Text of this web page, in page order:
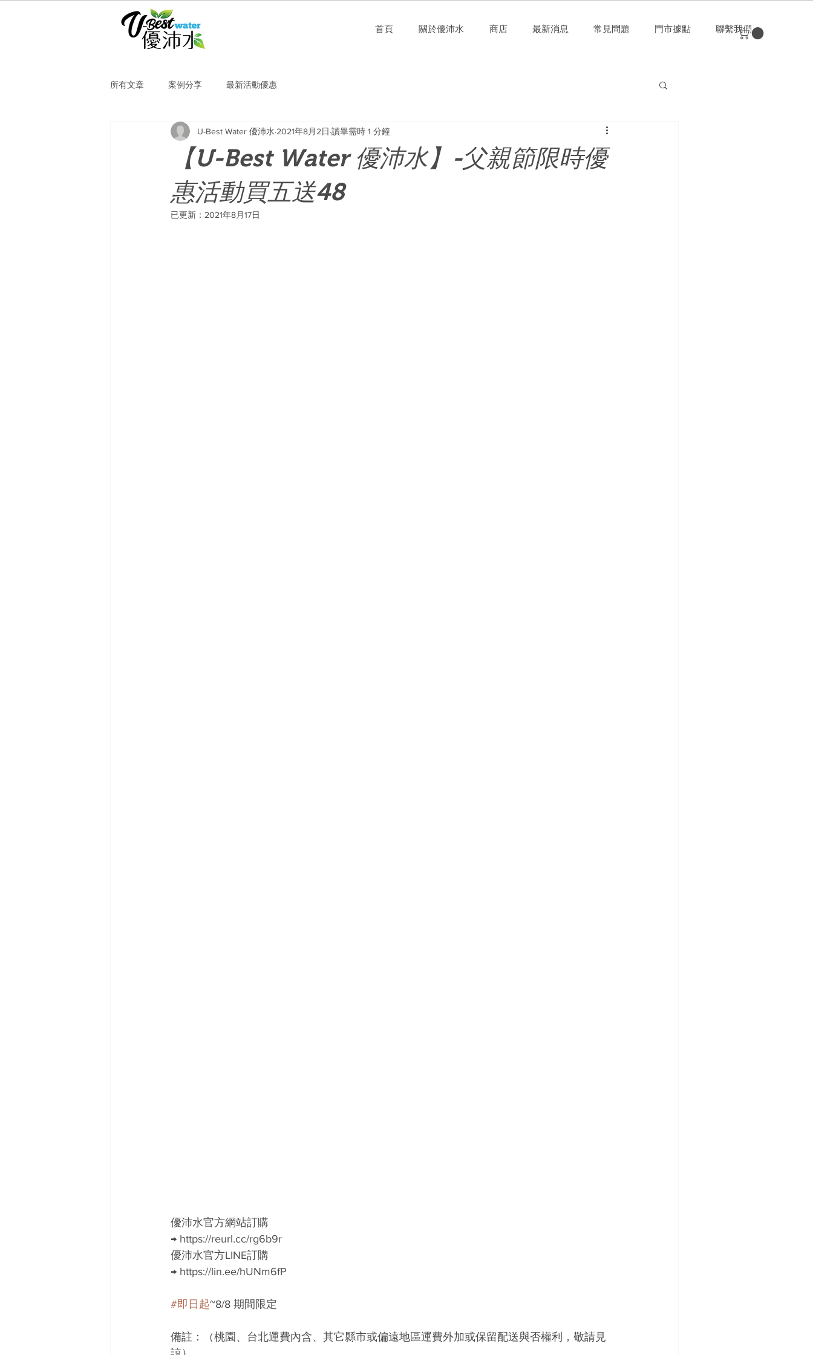
首頁 關於優沛水 商店 最新消息 常見問題 門市據點 聯繫我們
所有文章 案例分享 最新活動優惠
【U-Best Water 優沛水】-父親節限時優
惠活動買五送48
U-Best Water 優沛水 2021年8月2日 讀畢需時 1 分鐘
已更新： 2021年8月17日
優沛水官方網站訂購
→ https://reurl.cc/rg6b9r
優沛水官方LINE訂購
→ https://lin.ee/hUNm6fP
#即日起~8/8 期間限定
備註：（桃園、台北運費內含、其它縣市或偏遠地區運費外加或保留配送與否權利，敬請見